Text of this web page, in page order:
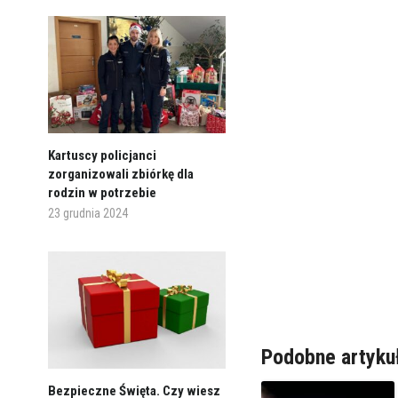
Kartuscy policjanci
zorganizowali zbiórkę dla
rodzin w potrzebie
23 grudnia 2024
Bezpieczne Święta. Czy wiesz
Podobne